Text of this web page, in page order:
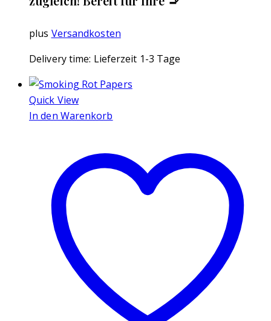
plus Versandkosten
Delivery time: Lieferzeit 1-3 Tage
Quick View
In den Warenkorb